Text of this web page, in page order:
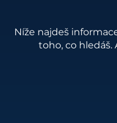
Níže najdeš
toho, co